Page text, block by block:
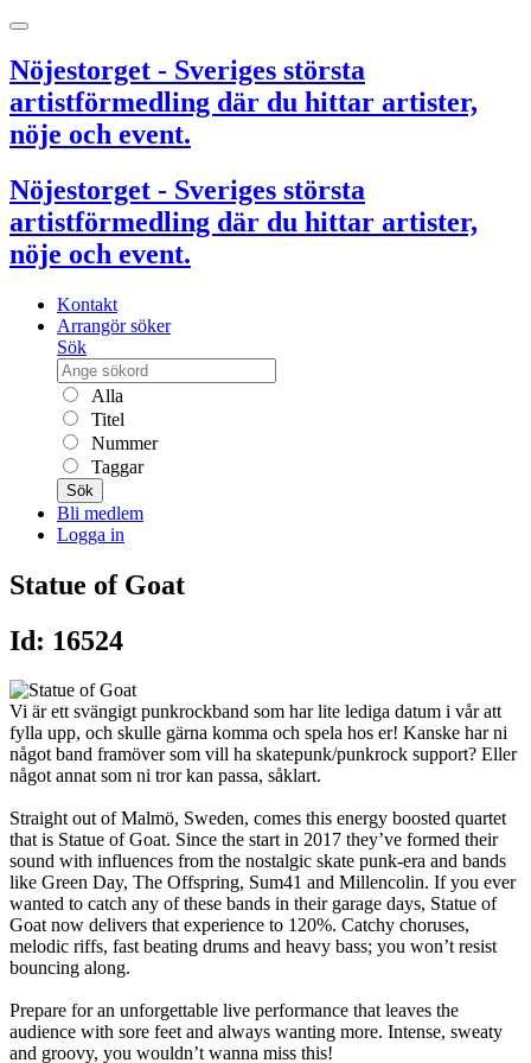
Nöjestorget - Sveriges största
artistförmedling där du hittar artister,
nöje och event.
Nöjestorget - Sveriges största
artistförmedling där du hittar artister,
nöje och event.
Kontakt
Arrangör söker
Sök
Alla
Titel
Nummer
Taggar
Sök
Bli medlem
Logga in
Statue of Goat
Id: 16524
Vi är ett svängigt punkrockband som har lite lediga datum i vår att
fylla upp, och skulle gärna komma och spela hos er! Kanske har ni
något band framöver som vill ha skatepunk/punkrock support? Eller
något annat som ni tror kan passa, såklart.
Straight out of Malmö, Sweden, comes this energy boosted quartet
that is Statue of Goat. Since the start in 2017 they’ve formed their
sound with influences from the nostalgic skate punk-era and bands
like Green Day, The Offspring, Sum41 and Millencolin. If you ever
wanted to catch any of these bands in their garage days, Statue of
Goat now delivers that experience to 120%. Catchy choruses,
melodic riffs, fast beating drums and heavy bass; you won’t resist
bouncing along.
Prepare for an unforgettable live performance that leaves the
audience with sore feet and always wanting more. Intense, sweaty
and groovy, you wouldn’t wanna miss this!